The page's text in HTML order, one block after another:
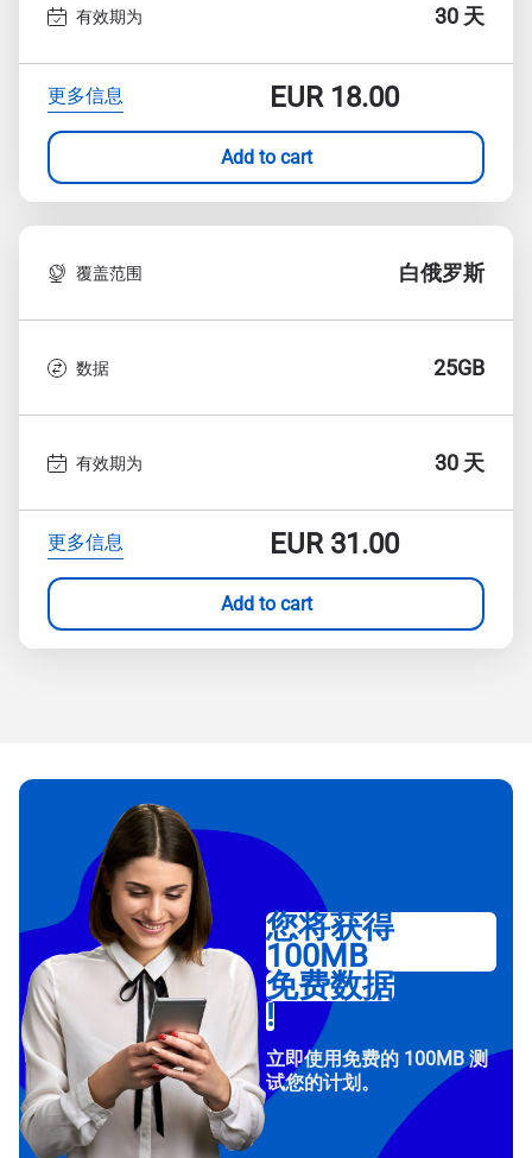
有效期为 30 天
更多信息 EUR18.00
Add to cart
覆盖范围 白俄罗斯
数据 25GB
有效期为 30 天
更多信息 EUR31.00
Add to cart
您将获得
100MB
免费数据
!
立即使用免费的 100MB 测
试您的计划。